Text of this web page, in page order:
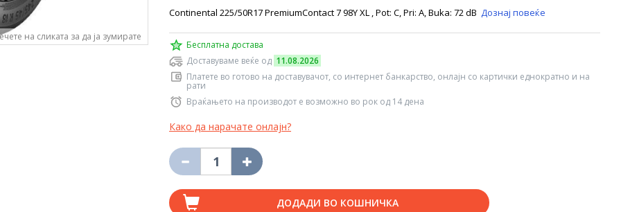
на сликата за да ја зумирате
Continental 225/50R17 PremiumContact 7 98Y XL , Pot: C, Pri: A, Buka: 72 dB Дознај повеќе
Бесплатна достава
Доставуваме веќе од 11.08.2026
Платете во готово на доставувачот, со интернет банкарство, онлајн со картички еднократно и на
рати
Враќањето на производот е возможно во рок од 14 дена
Како да нарачате онлајн?
ДОДАДИ ВО КОШНИЧКА